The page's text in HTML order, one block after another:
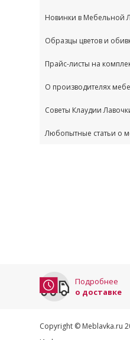
Новинки в Мебельной
Образцы цветов и
Прайс-листы на
О производителях
Советы Клаудии
Любопытные статьи о
Подробнее
о доставке
Copyright © Meblavka.ru